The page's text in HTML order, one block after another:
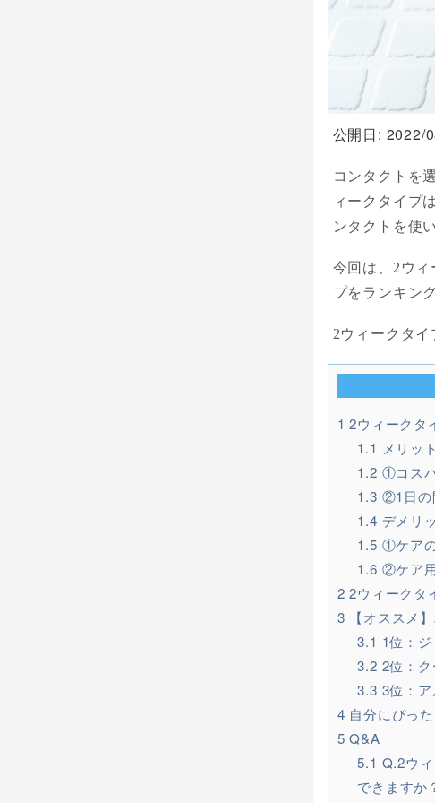
公開日: 2022/
コンタクトを
ィークタイプ
ンタクトを使
今回は、2ウ
プをランキン
2ウィークタイ
1 2ウィークタ
1.1 メリット
1.2 ①コス
1.3 ②1日の
1.4 デメリ
1.5 ①ケア
1.6 ②ケア
2 2ウィークタ
3 【オススメ
3.1 1位：
3.2 2位：
3.3 3位：
4 自分にぴっ
5 Q&A
5.1 Q.2ウ
できますか